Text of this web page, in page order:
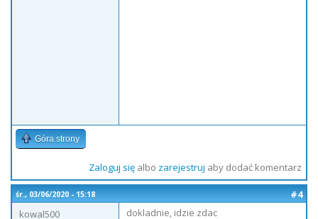
Góra strony
Zaloguj sięalbo zarejestruj aby dodać komentarz
śr., 03/06/2020 - 15:18
#4
kowal500
dokladnie, idzie zdac